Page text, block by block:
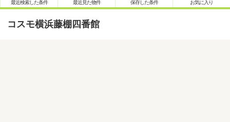
最近検索した条件 最近見た物件 保存した条件 お気に入り
コスモ横浜藤棚四番館